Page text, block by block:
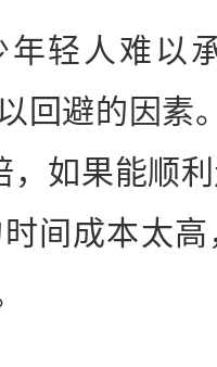
人难以承
回避的因素
，如果能顺
间成本太